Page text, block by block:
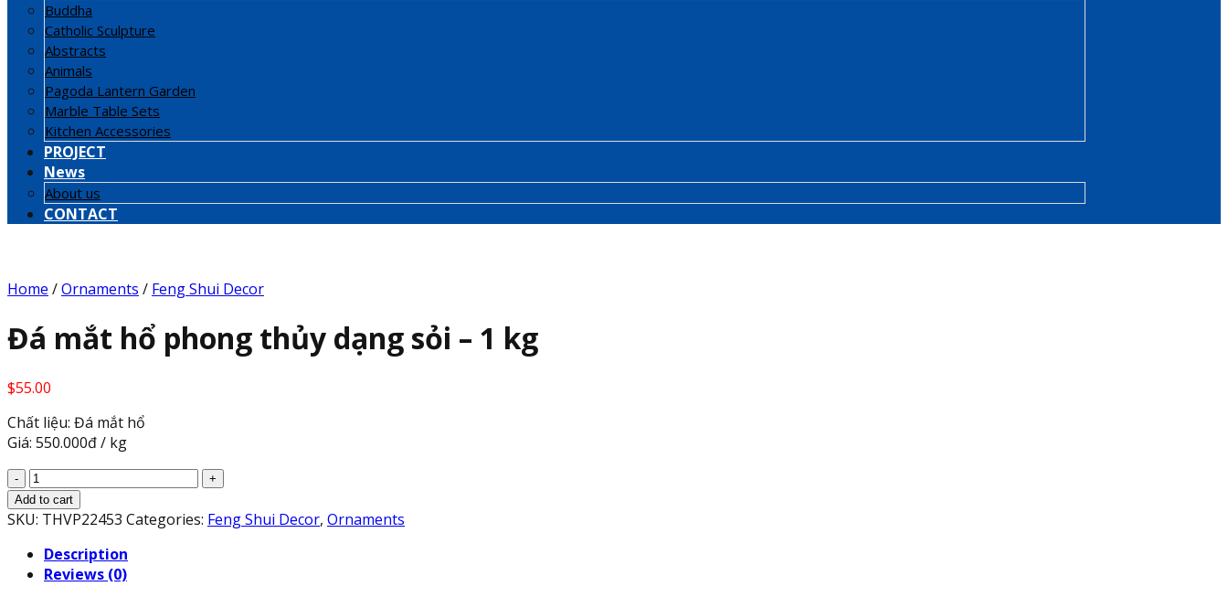
Buddha
Catholic Sculpture
Abstracts
Animals
Pagoda Lantern Garden
Marble Table Sets
Kitchen Accessories
PROJECT
News
About us
CONTACT
Home /Ornaments / Feng Shui Decor
Đá mắt hổ phong thủy dạng sỏi – 1 kg
$55.00
Chất liệu: Đá mắt hổ
Giá: 550.000đ / kg
Đá
mắt
hổ
thủy
dạng
Add to cart
SKU: THVP22453 Categories: Feng Shui Decor, Ornaments
Description
Reviews (0)